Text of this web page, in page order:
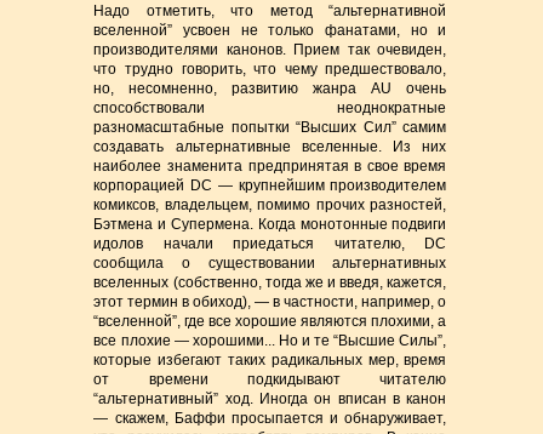
Надо отметить, что метод “альтернативной
вселенной” усвоен не только фанатами, но и
производителями канонов. Прием так очевиден,
что трудно говорить, что чему предшествовало,
но, несомненно, развитию жанра AU очень
способствовали неоднократные
разномасштабные попытки “Высших Сил” самим
создавать альтернативные вселенные. Из них
наиболее знаменита предпринятая в свое время
корпорацией DC — крупнейшим производителем
комиксов, владельцем, помимо прочих разностей,
Бэтмена и Супермена. Когда монотонные подвиги
идолов начали приедаться читателю, DC
сообщила о существовании альтернативных
вселенных (собственно, тогда же и введя, кажется,
этот термин в обиход), — в частности, например, о
“вселенной”, где все хорошие являются плохими, а
все плохие — хорошими... Но и те “Высшие Силы”,
которые избегают таких радикальных мер, время
от времени подкидывают читателю
“альтернативный” ход. Иногда он вписан в канон
— скажем, Баффи просыпается и обнаруживает,